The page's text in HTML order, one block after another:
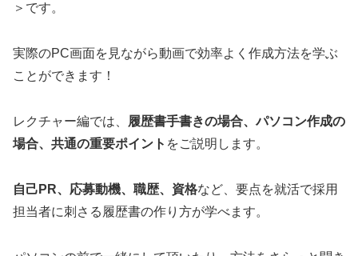
＞です。
実際のPC画面を見ながら動画で効率よく作成方法を学ぶ
ことができます！
レクチャー編では、
履歴書手書きの場合、パソコン作成の
場合、共通の重要ポイント をご説明します。
自己PR、応募動機、職歴、資格など、要点を就活で採用
担当者に刺さる履歴書の作り方が学べます。